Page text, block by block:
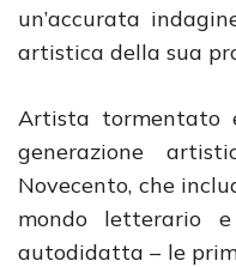
un’accurata
artistica della sua
Artista tormentato
generazione
Novecento, che
mondo letterario
autodidatta – le